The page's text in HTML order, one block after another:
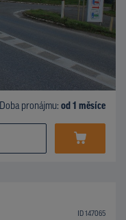
Doba pronájmu: od 1 měsíce
ID 147065